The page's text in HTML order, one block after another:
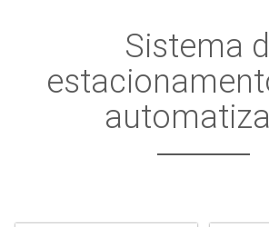
Sistema